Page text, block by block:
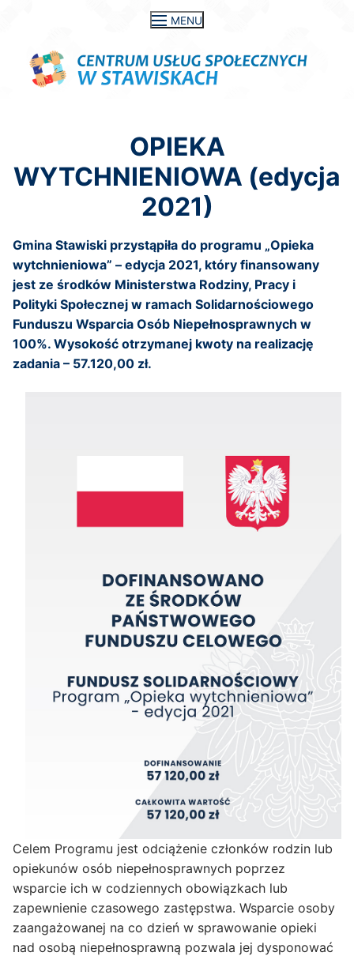
MENU
OPIEKA
WYTCHNIENIOWA (edycja
2021)
Gmina Stawiski przystąpiła do programu „Opieka
wytchnieniowa” – edycja 2021, który finansowany
jest ze środków Ministerstwa Rodziny, Pracy i
Polityki Społecznej w ramach Solidarnościowego
Funduszu Wsparcia Osób Niepełnosprawnych w
100%. Wysokość otrzymanej kwoty na realizację
zadania – 57.120,00 zł.
Celem Programu jest odciążenie członków rodzin lub
opiekunów osób niepełnosprawnych poprzez
wsparcie ich w codziennych obowiązkach lub
zapewnienie czasowego zastępstwa. Wsparcie osoby
zaangażowanej na co dzień w sprawowanie opieki
nad osobą niepełnosprawną pozwala jej dysponować